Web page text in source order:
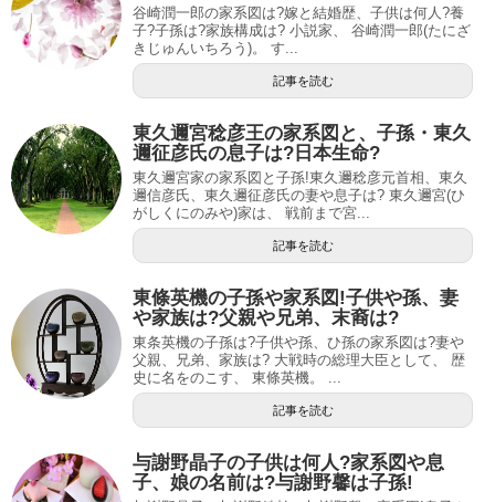
谷崎潤一郎の家系図は?嫁と結婚歴、子供は何人?養
子?子孫は?家族構成は? 小説家、 谷崎潤一郎(たにざ
きじゅんいちろう)。 す...
記事を読む
東久邇宮稔彦王の家系図と、子孫・東久
邇征彦氏の息子は?日本生命?
東久邇宮家の家系図と子孫!東久邇稔彦元首相、東久
邇信彦氏、東久邇征彦氏の妻や息子は? 東久邇宮(ひ
がしくにのみや)家は、 戦前まで宮...
記事を読む
東條英機の子孫や家系図!子供や孫、妻
や家族は?父親や兄弟、末裔は?
東条英機の子孫は?子供や孫、ひ孫の家系図は?妻や
父親、兄弟、家族は? 大戦時の総理大臣として、 歴
史に名をのこす、 東條英機。 ...
記事を読む
与謝野晶子の子供は何人?家系図や息
子、娘の名前は?与謝野馨は子孫!